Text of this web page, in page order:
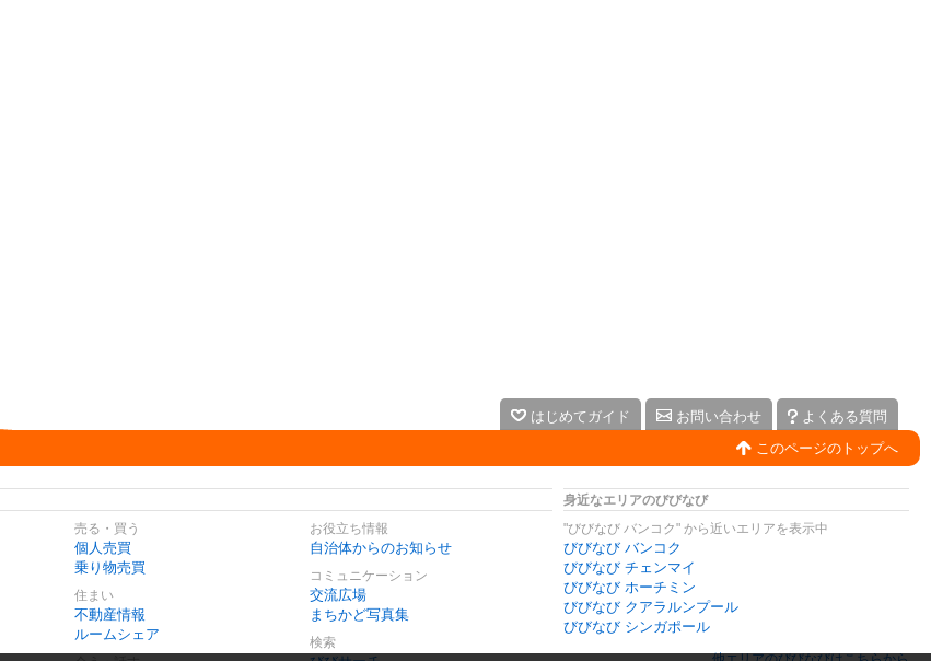
はじめてガイド お問い合わせ
よくある質問
このページのトップへ
売る・買う
個人売買
乗り物売買
住まい
不動産情報
ルームシェア
お役立ち情報
自治体からのお知らせ
コミュニケーション
交流広場
まちかど写真集
検索
身近なエリアのびびなび
"びびなび バンコク" から近いエリアを表示中
びびなび バンコク
びびなび チェンマイ
びびなび ホーチミン
びびなび クアラルンプール
びびなび シンガポール